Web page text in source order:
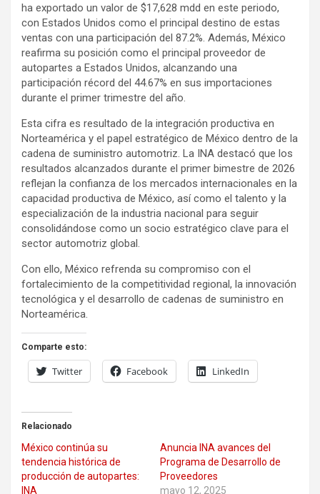
ha exportado un valor de $17,628 mdd en este periodo,
con Estados Unidos como el principal destino de estas
ventas con una participación del 87.2%. Además, México
reafirma su posición como el principal proveedor de
autopartes a Estados Unidos, alcanzando una
participación récord del 44.67% en sus importaciones
durante el primer trimestre del año.
Esta cifra es resultado de la integración productiva en
Norteamérica y el papel estratégico de México dentro de la
cadena de suministro automotriz. La INA destacó que los
resultados alcanzados durante el primer bimestre de 2026
reflejan la confianza de los mercados internacionales en la
capacidad productiva de México, así como el talento y la
especialización de la industria nacional para seguir
consolidándose como un socio estratégico clave para el
sector automotriz global.
Con ello, México refrenda su compromiso con el
fortalecimiento de la competitividad regional, la innovación
tecnológica y el desarrollo de cadenas de suministro en
Norteamérica.
Comparte esto:
Twitter Facebook LinkedIn
Relacionado
México continúa su
tendencia histórica de
producción de autopartes:
INA
Anuncia INA avances del
Programa de Desarrollo de
Proveedores
mayo 12, 2025